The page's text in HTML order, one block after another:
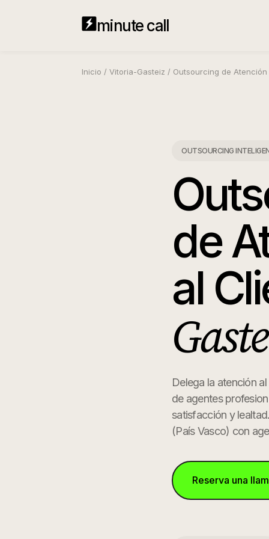
minute call
Inicio / Vitoria-Gasteiz / Outsourcing de
OUTSOURCING
de
al
Delega la atención
de agentes
satisfacción y
(País Vasco) con
Reserva una